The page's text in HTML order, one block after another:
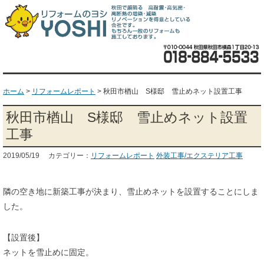
ホーム > リフォームレポート > 秋田市楢山 S様邸 雪止めネット設置工事
秋田市楢山 S様邸 雪止めネット設置
工事
2019/05/19 カテゴリー： リフォームレポート 外装工事/エクステリア工事
隣の空き地に新築工事が決まり、雪止めネットを設置することにしま
した。
【設置後】
ネットを雪止めに固定。